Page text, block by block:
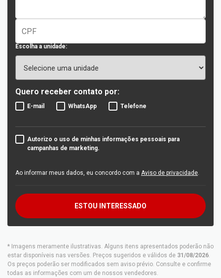
Escolha a unidade:
Quero receber contato por:
E-mail WhatsApp Telefone
Autorizo o uso de minhas informações pessoais para
campanhas de marketing.
Ao informar meus dados, eu concordo com a Aviso de privacidade.
ESTOU INTERESSADO
* Imagens meramente ilustrativas. Alguns itens apresentados poderão não
estar disponíveis nas versões. Preços sugeridos e válidos de 31/08/2026.
Os preços poderão ser modificados sem aviso prévio. Consulte e confirme
todas as informações com um de nossos vendedores.